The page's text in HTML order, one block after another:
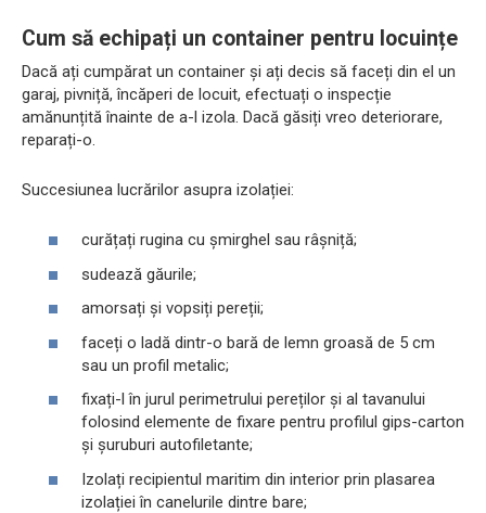
Cum să echipați un container pentru locuințe
Dacă ați cumpărat un container și ați decis să faceți din el un
garaj, pivniță, încăperi de locuit, efectuați o inspecție
amănunțită înainte de a-l izola. Dacă găsiți vreo deteriorare,
reparați-o.
Succesiunea lucrărilor asupra izolației:
curățați rugina cu șmirghel sau râșniță;
sudează găurile;
amorsați și vopsiți pereții;
faceți o ladă dintr-o bară de lemn groasă de 5 cm
sau un profil metalic;
fixați-l în jurul perimetrului pereților și al tavanului
folosind elemente de fixare pentru profilul gips-carton
și șuruburi autofiletante;
Izolați recipientul maritim din interior prin plasarea
izolației în canelurile dintre bare;